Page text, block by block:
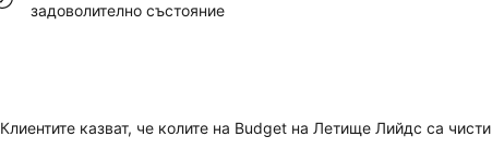
задоволително състояние
Клиентите казват, че колите на Budget на Летище Лийдс са чисти